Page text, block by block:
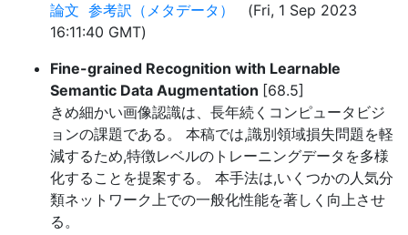
論文 参考訳（メタデータ）
(Fri, 1 Sep 2023
16:11:40 GMT)
Fine-grained Recognition with Learnable
Semantic Data Augmentation [68.5]
きめ細かい画像認識は、長年続くコンピュータビジ
ョンの課題である。 本稿では,識別領域損失問題を軽
減するため,特徴レベルのトレーニングデータを多様
化することを提案する。 本手法は,いくつかの人気分
類ネットワーク上での一般化性能を著しく向上させ
る。